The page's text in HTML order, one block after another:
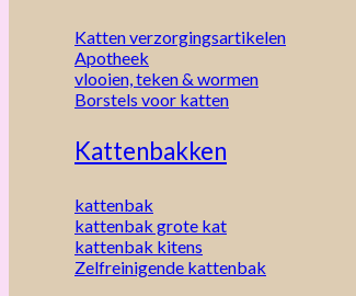
Katten verzorgingsartikelen
Apotheek
vlooien, teken & wormen
Borstels voor katten
Kattenbakken
kattenbak
kattenbak grote kat
kattenbak kitens
Zelfreinigende kattenbak